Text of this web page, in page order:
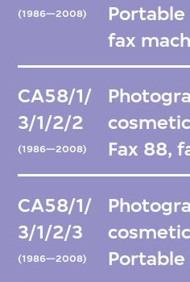
(1986—2008)
Portable
fax
CA58/1/
3/1/2/2
(1986—2008)
Fax 88,
CA58/1/
3/1/2/3
(1986—2008)
Portable